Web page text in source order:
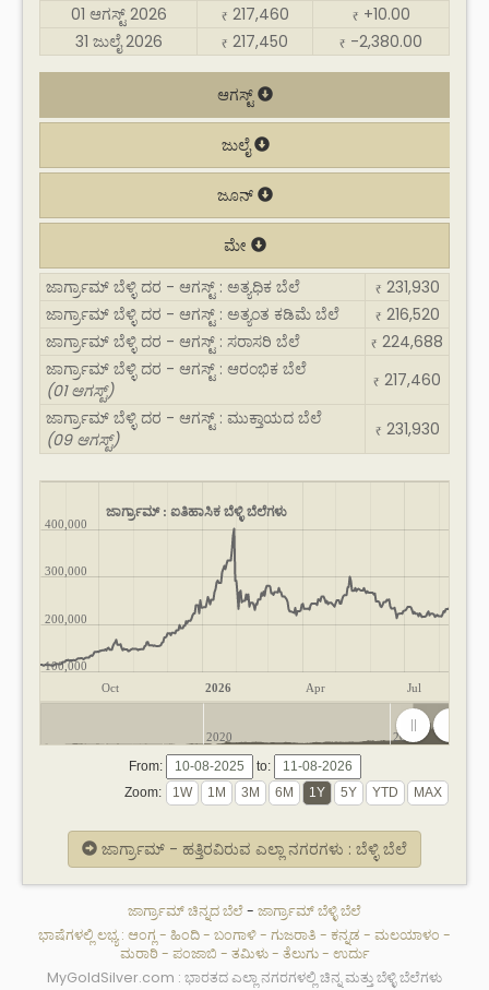
01 ಆಗಸ್ಟ್ 2026
₹ 217,460 ₹ +10.00
31 ಜುಲೈ 2026
₹ 217,450 ₹ -2,380.00
ಆಗಸ್ಟ್
ಜುಲೈ
ಜೂನ್
ಮೇ
ಜಾರ್ಗ್ರಾಮ್ ಬೆಳ್ಳಿ ದರ - ಆಗಸ್ಟ್ : ಅತ್ಯಧಿಕ ಬೆಲೆ
₹ 231,930
ಜಾರ್ಗ್ರಾಮ್ ಬೆಳ್ಳಿ ದರ - ಆಗಸ್ಟ್ : ಅತ್ಯಂತ ಕಡಿಮೆ ಬೆಲೆ
₹ 216,520
ಜಾರ್ಗ್ರಾಮ್ ಬೆಳ್ಳಿ ದರ - ಆಗಸ್ಟ್ : ಸರಾಸರಿ ಬೆಲೆ
₹ 224,688
ಜಾರ್ಗ್ರಾಮ್ ಬೆಳ್ಳಿ ದರ - ಆಗಸ್ಟ್ : ಆರಂಭಿಕ ಬೆಲೆ
(01 ಆಗಸ್ಟ್)
₹ 217,460
ಜಾರ್ಗ್ರಾಮ್ ಬೆಳ್ಳಿ ದರ - ಆಗಸ್ಟ್ : ಮುಕ್ತಾಯದ ಬೆಲೆ
(09 ಆಗಸ್ಟ್)
₹ 231,930
ಜಾರ್ಗ್ರಾಮ್ : ಐತಿಹಾಸಿಕ ಬೆಳ್ಳಿ ಬೆಲೆಗಳು
Oct 2026 Apr Jul
100,000
200,000
300,000
400,000
2020 2025
From:
to:
Zoom:
ಜಾರ್ಗ್ರಾಮ್ - ಹತ್ತಿರವಿರುವ ಎಲ್ಲಾ ನಗರಗಳು : ಬೆಳ್ಳಿ ಬೆಲೆ
ಜಾರ್ಗ್ರಾಮ್ ಚಿನ್ನದ ಬೆಲೆ- ಜಾರ್ಗ್ರಾಮ್ ಬೆಳ್ಳಿ ಬೆಲೆ
ಭಾಷೆಗಳಲ್ಲಿ ಲಭ್ಯ : ಆಂಗ್ಲ - ಹಿಂದಿ- ಬಂಗಾಳಿ- ಗುಜರಾತಿ - ಕನ್ನಡ - ಮಲಯಾಳಂ -
ಮರಾಠಿ- ಪಂಜಾಬಿ - ತಮಿಳು- ತೆಲುಗು- ಉರ್ದು
MyGoldSilver.com : ಭಾರತದ ಎಲ್ಲಾ ನಗರಗಳಲ್ಲಿ ಚಿನ್ನ ಮತ್ತು ಬೆಳ್ಳಿ ಬೆಲೆಗಳು